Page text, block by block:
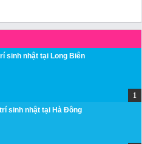
sinh nhật tại Long Biên
sinh nhật tại Hà Đông